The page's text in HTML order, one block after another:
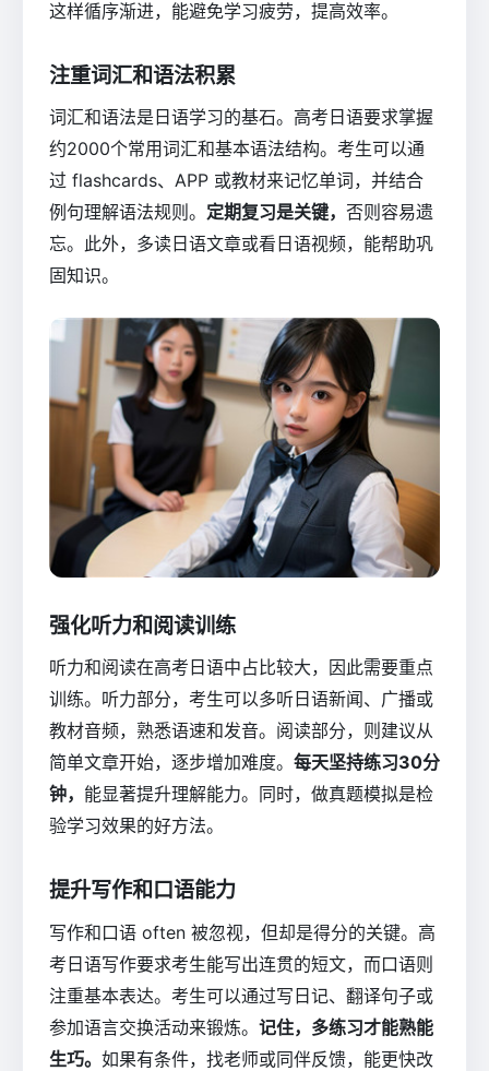
这样循序渐进，能避免学习疲劳，提高效率。
注重词汇和语法积累
词汇和语法是日语学习的基石。高考日语要求掌握
约2000个常用词汇和基本语法结构。考生可以通
过 flashcards、APP 或教材来记忆单词，并结合
例句理解语法规则。 定期复习是关键， 否则容易遗
忘。此外，多读日语文章或看日语视频，能帮助巩
固知识。
强化听力和阅读训练
听力和阅读在高考日语中占比较大，因此需要重点
训练。听力部分，考生可以多听日语新闻、广播或
教材音频，熟悉语速和发音。阅读部分，则建议从
简单文章开始，逐步增加难度。 每天坚持练习30分
钟， 能显著提升理解能力。同时，做真题模拟是检
验学习效果的好方法。
提升写作和口语能力
写作和口语 often 被忽视，但却是得分的关键。高
考日语写作要求考生能写出连贯的短文，而口语则
注重基本表达。考生可以通过写日记、翻译句子或
参加语言交换活动来锻炼。 记住，多练习才能熟能
生巧。 如果有条件，找老师或同伴反馈，能更快改